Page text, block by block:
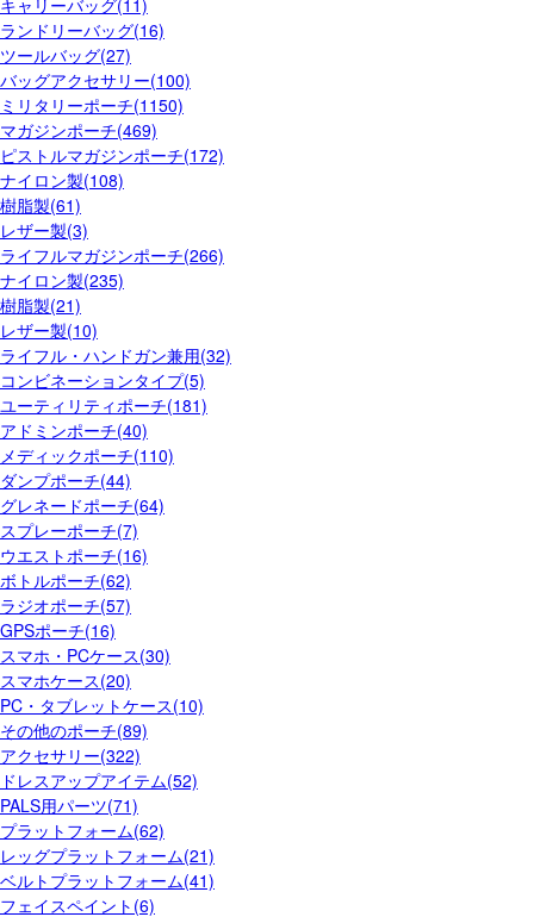
キャリーバッグ(11)
ランドリーバッグ(16)
ツールバッグ(27)
バッグアクセサリー(100)
ミリタリーポーチ(1150)
マガジンポーチ(469)
ピストルマガジンポーチ(172)
ナイロン製(108)
樹脂製(61)
レザー製(3)
ライフルマガジンポーチ(266)
ナイロン製(235)
樹脂製(21)
レザー製(10)
ライフル・ハンドガン兼用(32)
コンビネーションタイプ(5)
ユーティリティポーチ(181)
アドミンポーチ(40)
メディックポーチ(110)
ダンプポーチ(44)
グレネードポーチ(64)
スプレーポーチ(7)
ウエストポーチ(16)
ボトルポーチ(62)
ラジオポーチ(57)
GPSポーチ(16)
スマホ・PCケース(30)
スマホケース(20)
PC・タブレットケース(10)
その他のポーチ(89)
アクセサリー(322)
ドレスアップアイテム(52)
PALS用パーツ(71)
プラットフォーム(62)
レッグプラットフォーム(21)
ベルトプラットフォーム(41)
フェイスペイント(6)